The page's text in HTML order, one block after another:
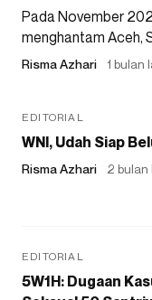
Pada November
menghantam Aceh,
Risma Azhari 1 bulan
EDITORIAL
WNI, Udah Siap
Risma Azhari 2 bulan
EDITORIAL
5W1H: Dugaan